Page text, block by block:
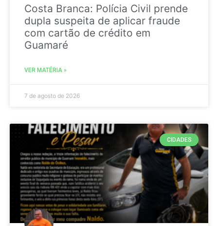
Costa Branca: Polícia Civil prende
dupla suspeita de aplicar fraude
com cartão de crédito em
Guamaré
VER MATÉRIA »
7 de agosto de 2026
CIDADES